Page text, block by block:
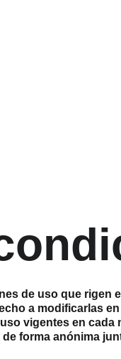
de uso que rigen
a modificarlas
vigentes en cada
forma anónima